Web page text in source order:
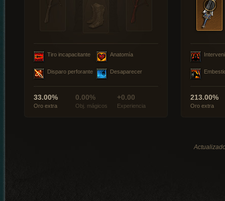
Tiro incapacitante Anatomía
Disparo perforante Desaparecer
33.00%
Oro extra
0.00%
Obj. mágicos
+0.00
Experiencia
213.00%
Oro extra